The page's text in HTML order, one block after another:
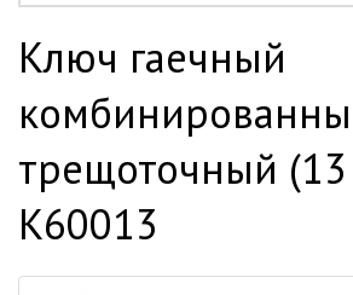
Ключ гаечный
трещоточный
K60013